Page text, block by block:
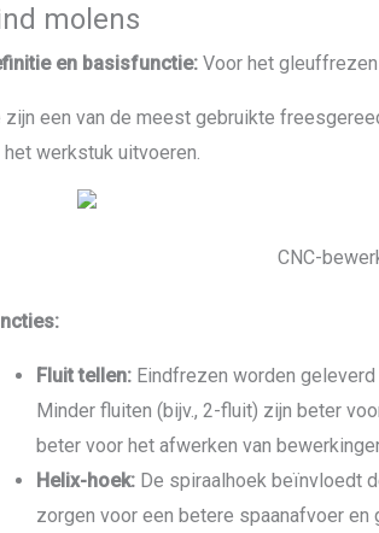
molens
en basisfunctie:Voor het gleuffrezen
zijn een van de meest gebruikte
het werkstuk uitvoeren.
CNC-
Fluit tellen:Eindfrezen worden geleverd
Minder fluiten (bijv., 2-fluit) zijn beter
beter voor het afwerken van
Helix-hoek: De spiraalhoek beïnvloedt
zorgen voor een betere spaanafvoer en